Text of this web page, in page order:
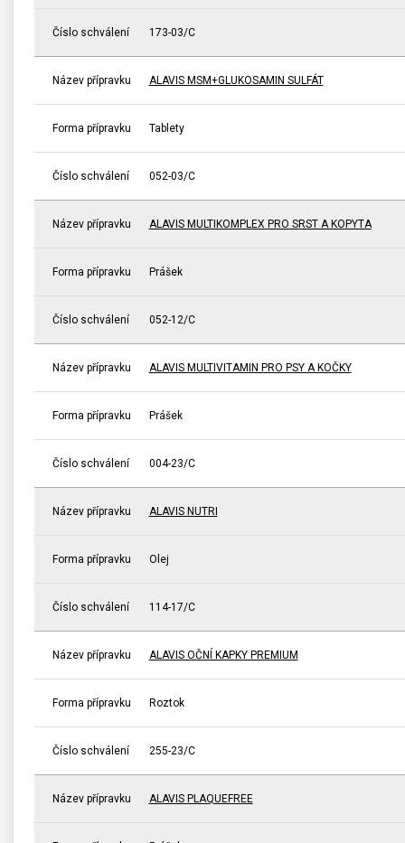
Číslo schválení 173-03/C
Název přípravku ALAVIS MSM+GLUKOSAMIN SULFÁT
Forma přípravku Tablety
Číslo schválení 052-03/C
Název přípravku ALAVIS MULTIKOMPLEX PRO SRST A KOPYTA
Forma přípravku Prášek
Číslo schválení 052-12/C
Název přípravku ALAVIS MULTIVITAMIN PRO PSY A KOČKY
Forma přípravku Prášek
Číslo schválení 004-23/C
Název přípravku ALAVIS NUTRI
Forma přípravku Olej
Číslo schválení 114-17/C
Název přípravku ALAVIS OČNÍ KAPKY PREMIUM
Forma přípravku Roztok
Číslo schválení 255-23/C
Název přípravku ALAVIS PLAQUEFREE